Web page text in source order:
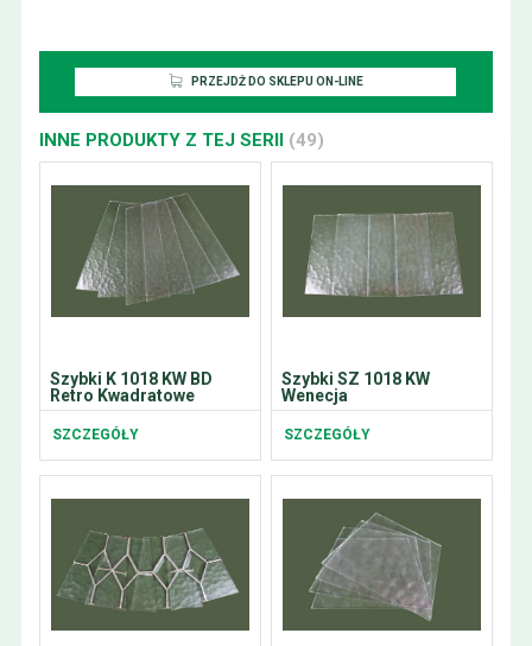
PRZEJDŻ DO SKLEPU ON-LINE
INNE PRODUKTY Z TEJ SERII (49)
Szybki K 1018 KW BD
Retro Kwadratowe
SZCZEGÓŁY
Szybki SZ 1018 KW
Wenecja
SZCZEGÓŁY